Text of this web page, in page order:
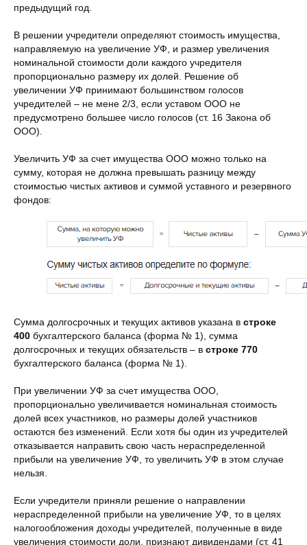
предыдущий год.
В решении учредители определяют стоимость имущества,
направляемую на увеличение УФ, и размер увеличения
номинальной стоимости доли каждого учредителя
пропорционально размеру их долей. Решение об
увеличении УФ принимают большинством голосов
учредителей – не мене 2/3, если уставом ООО не
предусмотрено большее число голосов (ст. 16 Закона об
ООО).
Увеличить УФ за счет имущества ООО можно только на
сумму, которая не должна превышать разницу между
стоимостью чистых активов и суммой уставного и резервного
фондов:
Сумма долгосрочных и текущих активов указана в строке
400 бухгалтерского баланса (форма № 1), сумма
долгосрочных и текущих обязательств – в строке 770
бухгалтерского баланса (форма № 1).
При увеличении УФ за счет имущества ООО,
пропорционально увеличивается номинальная стоимость
долей всех участников, но размеры долей участников
остаются без изменений. Если хотя бы один из учредителей
отказывается направить свою часть нераспределенной
прибыли на увеличение УФ, то увеличить УФ в этом случае
нельзя.
Если учредители приняли решение о направлении
нераспределенной прибыли на увеличение УФ, то в целях
налогообложения доходы учредителей, полученные в виде
увеличения стоимости доли, признают дивидендами (ст. 41